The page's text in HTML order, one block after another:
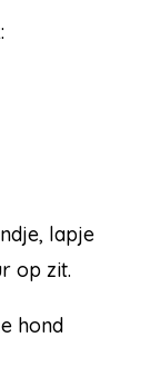
lapje
op zit.
hond